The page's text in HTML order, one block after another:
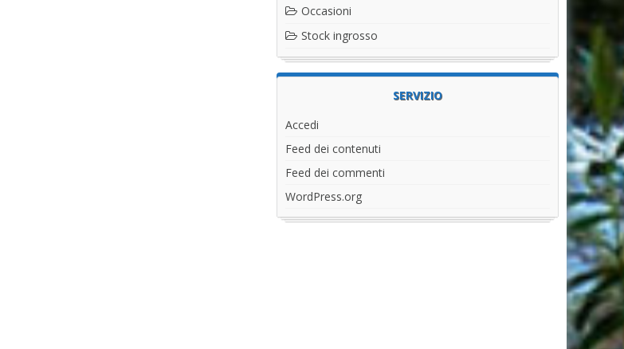
Occasioni
Stock ingrosso
SERVIZIO
Accedi
Feed dei contenuti
Feed dei commenti
WordPress.org